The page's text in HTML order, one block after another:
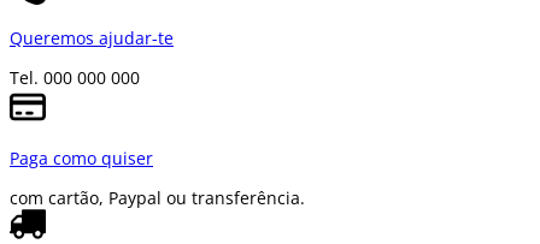
Queremos ajudar-te
Tel. 000 000 000
Paga como quiser
com cartão, Paypal ou transferência.